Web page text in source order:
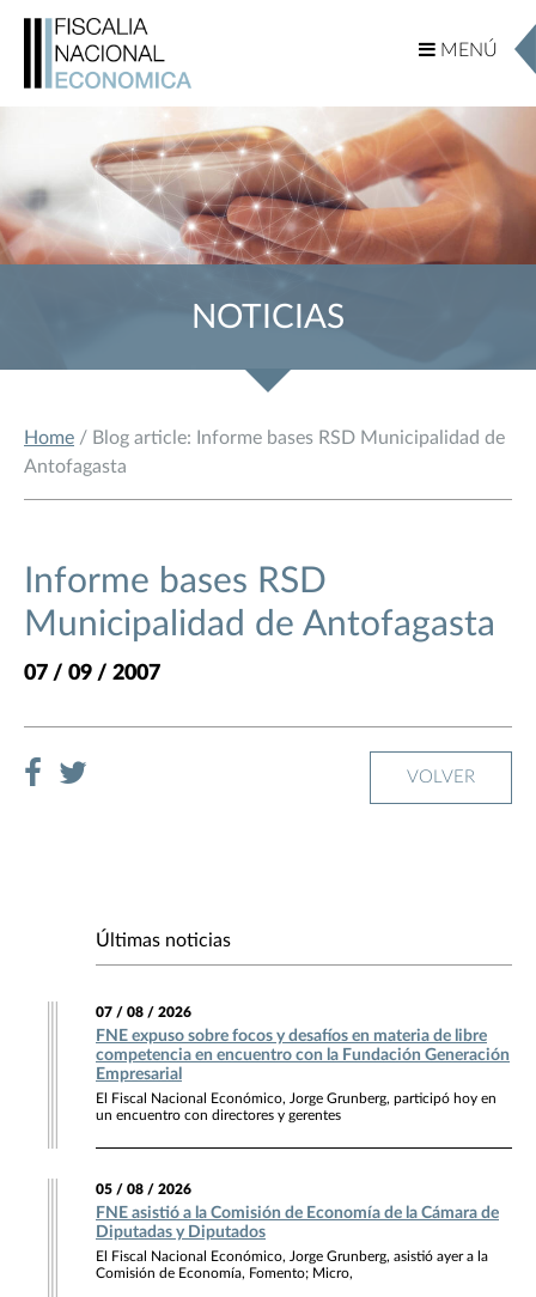
MENÚ
MENÚ
NOTICIAS
Home / Blog article: Informe bases RSD Municipalidad de
Antofagasta
Informe bases RSD
Municipalidad de Antofagasta
07 / 09 / 2007
VOLVER
Últimas noticias
07 / 08 / 2026
FNE expuso sobre focos y desafíos en materia de libre
competencia en encuentro con la Fundación Generación
Empresarial
El Fiscal Nacional Económico, Jorge Grunberg, participó hoy en
un encuentro con directores y gerentes
05 / 08 / 2026
FNE asistió a la Comisión de Economía de la Cámara de
Diputadas y Diputados
El Fiscal Nacional Económico, Jorge Grunberg, asistió ayer a la
Comisión de Economía, Fomento; Micro,